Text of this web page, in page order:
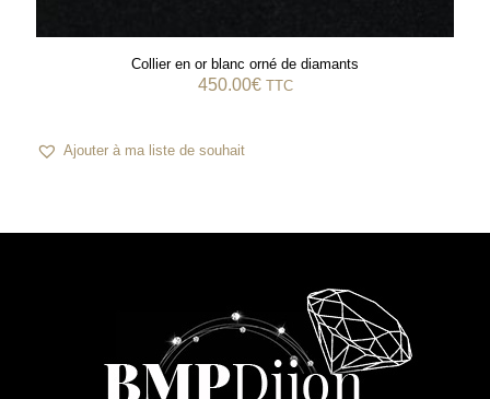
Collier en or blanc orné de diamants
450.00€ TTC
Ajouter à ma liste de souhait